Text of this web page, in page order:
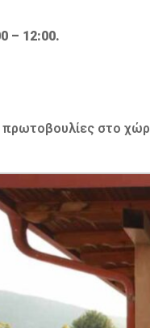
– 12:00.
πρωτοβουλίες στο